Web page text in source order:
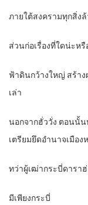
ภายใต้สงครามทุกสิ่ง
ส่วนก่อเรื่องที่ใดน่ะหรื
ฟ้าดินกว้างใหญ่ สร้าง
เล่า
นอกจากฮั่ววั่ง ตอนนั้
เตรียมยึดอำนาจเมือ
ทว่าผู้เฒ่ากระบี่ดารา
มีเพียงกระบี่